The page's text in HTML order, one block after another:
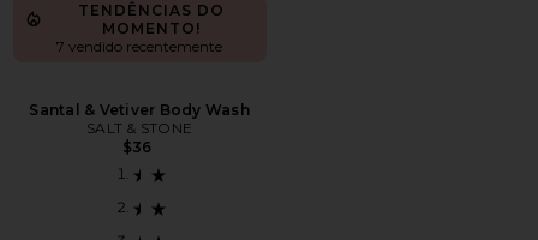
TENDÊNCIAS DO
MOMENTO!
7 vendido recentemente
Santal & Vetiver Body Wash
SALT & STONE
$36